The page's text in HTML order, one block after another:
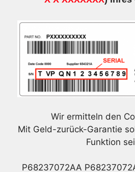
Wir ermitteln den
Mit Geld-zurück-Garantie
Funktion
P68237072AA